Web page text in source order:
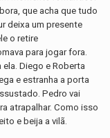
que acha que tudo
deixa um presente
o retire
para jogar fora.
ela. Diego e Roberta
e estranha a porta
Pedro vai
atrapalhar. Como isso
e beija a vilã.